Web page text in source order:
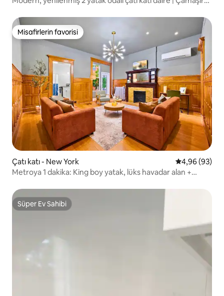
Misafirlerin favorisi
Misafirlerin favorisi
Çatı katı - New York 5 üzerinden
4,96 (93)
Metroya 1 dakika: King boy yatak, lüks havadar alan +
Süper Ev Sahibi
Süper Ev Sahibi